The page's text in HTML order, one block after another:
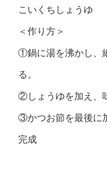
こいくちしょう
＜作り方＞
①鍋に湯を沸かし、
る。
②しょうゆを加え、
③かつお節を最後に
完成